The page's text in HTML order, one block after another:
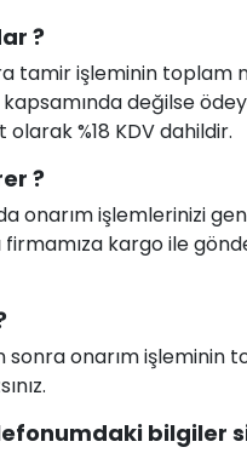
?
tamir işleminin
değilse
%18 KDV dahildir.
?
onarım işlemlerinizi
firmamıza kargo ile
sonra onarım işleminin
bilgiler